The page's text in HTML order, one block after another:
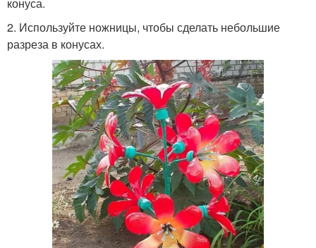
2. Используйте ножницы, чтобы сделать небольшие
разреза в конусах.